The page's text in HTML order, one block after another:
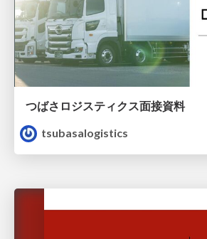
つばさロジスティクス面接資料
tsubasalogistics